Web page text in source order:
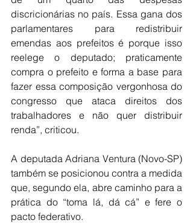
discricionárias no país. Essa gana dos
parlamentares para redistribuir
emendas aos prefeitos é porque isso
reelege o deputado; praticamente
compra o prefeito e forma a base para
fazer essa composição vergonhosa do
congresso que ataca direitos dos
trabalhadores e não quer distribuir
renda”, criticou.
A deputada Adriana Ventura (Novo-SP)
também se posicionou contra a medida
que, segundo ela, abre caminho para a
prática do “toma lá, dá cá” e fere o
pacto federativo.